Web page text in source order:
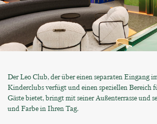
Der Leo Club, der über einen separaten Eingang
Kinderclubs verfügt und einen speziellen Bereich
Gäste bietet, bringt mit seiner Außenterrasse und
und Farbe in Ihren Tag.